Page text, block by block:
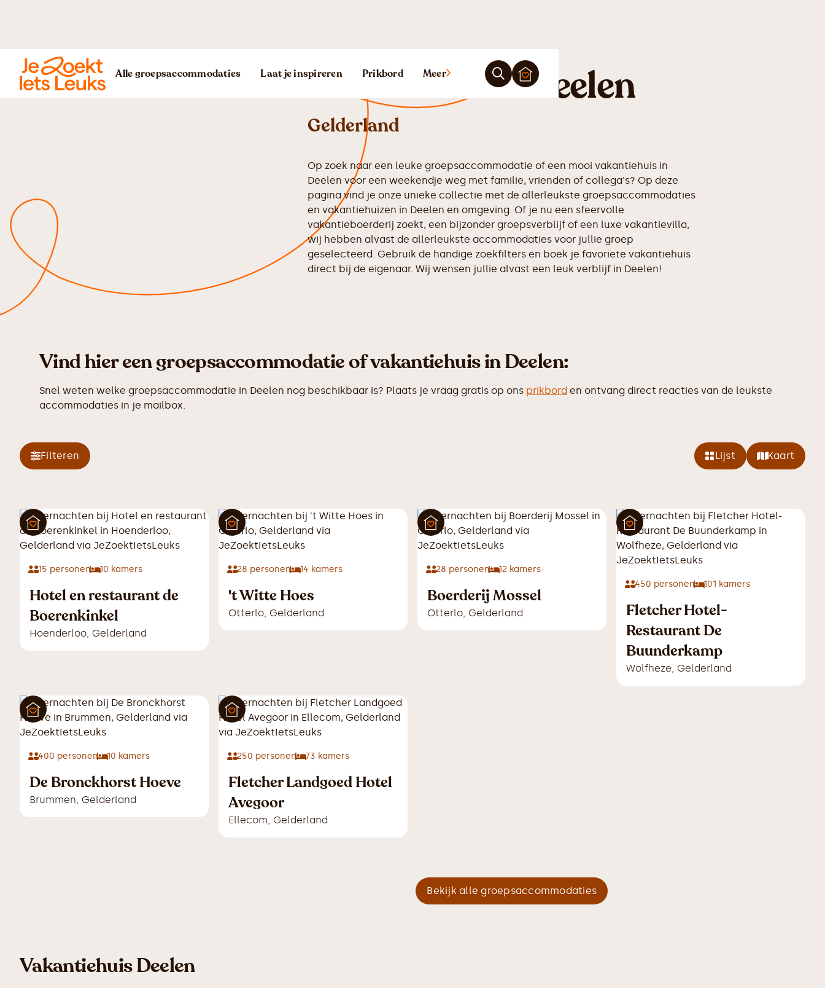
Alle groepsaccommodaties Laat je inspireren Prikbord Meer
Vakantiehuis Deelen
Gelderland
Op zoek naar een leuke groepsaccommodatie of een mooi vakantiehuis in
Deelen voor een weekendje weg met familie, vrienden of collega's? Op deze
pagina vind je onze unieke collectie met de allerleukste groepsaccommodaties
en vakantiehuizen in Deelen en omgeving. Of je nu een sfeervolle
vakantieboerderij zoekt, een bijzonder groepsverblijf of een luxe vakantievilla,
wij hebben alvast de allerleukste accommodaties voor jullie groep
geselecteerd. Gebruik de handige zoekfilters en boek je favoriete vakantiehuis
direct bij de eigenaar. Wij wensen jullie alvast een leuk verblijf in Deelen!
Vind hier een groepsaccommodatie of vakantiehuis in Deelen:
Snel weten welke groepsaccommodatie in Deelen nog beschikbaar is? Plaats je vraag gratis op ons prikbord en ontvang direct reacties van de leukste
accommodaties in je mailbox.
Filteren Lijst Kaart
15 personen 10 kamers
Hotel en restaurant de
Boerenkinkel
Hoenderloo, Gelderland
28 personen 14 kamers
't Witte Hoes
Otterlo, Gelderland
28 personen 12 kamers
Boerderij Mossel
Otterlo, Gelderland
450 personen 101 kamers
Fletcher Hotel-
Restaurant De
Buunderkamp
Wolfheze, Gelderland
400 personen 10 kamers
De Bronckhorst Hoeve
Brummen, Gelderland
250 personen 73 kamers
Fletcher Landgoed Hotel
Avegoor
Ellecom, Gelderland
Bekijk alle groepsaccommodaties
Vakantiehuis Deelen